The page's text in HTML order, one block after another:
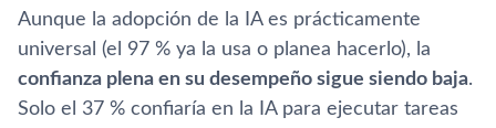
Aunque la adopción de la IA es prácticamente
universal (el 97 % ya la usa o planea hacerlo), la
confianza plena en su desempeño sigue siendo baja.
Solo el 37 % confiaría en la IA para ejecutar tareas